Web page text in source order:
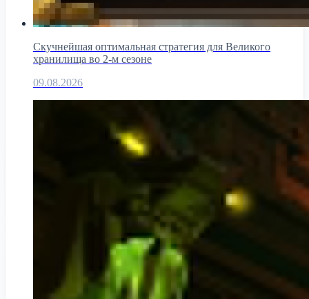
Скучнейшая оптимальная стратегия для Великого
хранилища во 2-м сезоне
09.08.2026